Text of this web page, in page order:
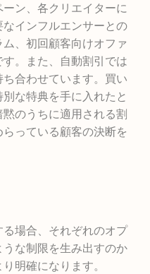
ン、各クリエイターに
インフルエンサーとの
、初回顧客向けオファ
。また、自動割引では
合わせています。買い
な特典を手に入れたと
のうちに適用される割
っている顧客の決断を
場合、それぞれのオプ
な制限を生み出すのか
明確になります。